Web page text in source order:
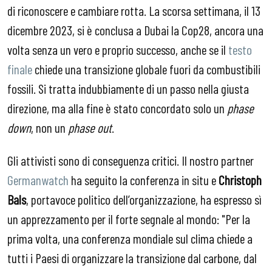
di riconoscere e cambiare rotta. La scorsa settimana, il 13
dicembre 2023, si è conclusa a Dubai la Cop28, ancora una
volta senza un vero e proprio successo, anche se il testo
finalechiede una transizione globale fuori da combustibili
fossili. Si tratta indubbiamente di un passo nella giusta
direzione, ma alla fine è stato concordato solo un phase
down, non un phase out.
Gli attivisti sono di conseguenza critici. Il nostro partner
Germanwatch ha seguito la conferenza in situ eChristoph
Bals, portavoce politico dell’organizzazione, ha espresso sì
un apprezzamento per il forte segnale al mondo: "Per la
prima volta, una conferenza mondiale sul clima chiede a
tutti i Paesi di organizzare la transizione dal carbone, dal